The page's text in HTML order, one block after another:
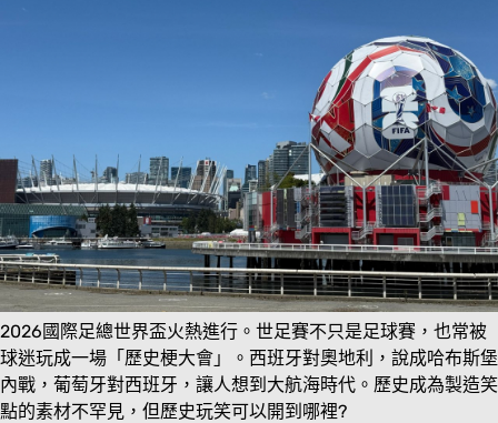
2026國際足總世界盃火熱進行。世足賽不只是足球賽，也常被
球迷玩成一場「歷史梗大會」。西班牙對奧地利，說成哈布斯堡
內戰，葡萄牙對西班牙，讓人想到大航海時代。歷史成為製造笑
點的素材不罕見，但歷史玩笑可以開到哪裡?